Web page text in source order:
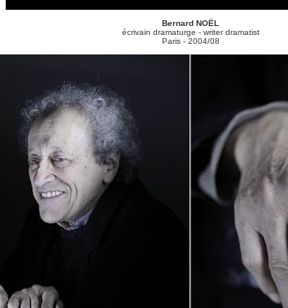
Bernard NOËL
écrivain dramaturge - writer dramatist
Paris - 2004/08